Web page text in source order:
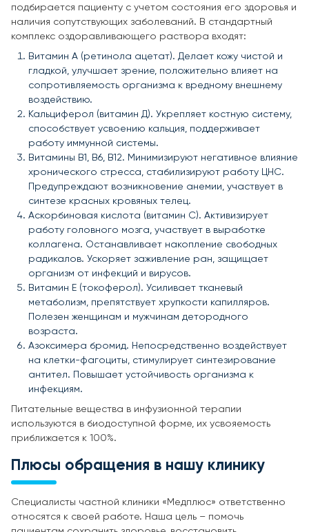
подбирается пациенту с учетом состояния его здоровья и
наличия сопутствующих заболеваний. В стандартный
комплекс оздоравливающего раствора входят:
Витамин А (ретинола ацетат). Делает кожу чистой и
гладкой, улучшает зрение, положительно влияет на
сопротивляемость организма к вредному внешнему
воздействию.
Кальциферол (витамин Д). Укрепляет костную систему,
способствует усвоению кальция, поддерживает
работу иммунной системы.
Витамины В1, В6, В12. Минимизируют негативное влияние
хронического стресса, стабилизируют работу ЦНС.
Предупреждают возникновение анемии, участвует в
синтезе красных кровяных телец.
Аскорбиновая кислота (витамин С). Активизирует
работу головного мозга, участвует в выработке
коллагена. Останавливает накопление свободных
радикалов. Ускоряет заживление ран, защищает
организм от инфекций и вирусов.
Витамин Е (токоферол). Усиливает тканевый
метаболизм, препятствует хрупкости капилляров.
Полезен женщинам и мужчинам детородного
возраста.
Азоксимера бромид. Непосредственно воздействует
на клетки-фагоциты, стимулирует синтезирование
антител. Повышает устойчивость организма к
инфекциям.
Питательные вещества в инфузионной терапии
используются в биодоступной форме, их усвояемость
приближается к 100%.
Плюсы обращения в нашу клинику
Специалисты частной клиники «Медплюс» ответственно
относятся к своей работе. Наша цель – помочь